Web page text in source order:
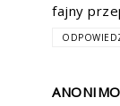
fajny